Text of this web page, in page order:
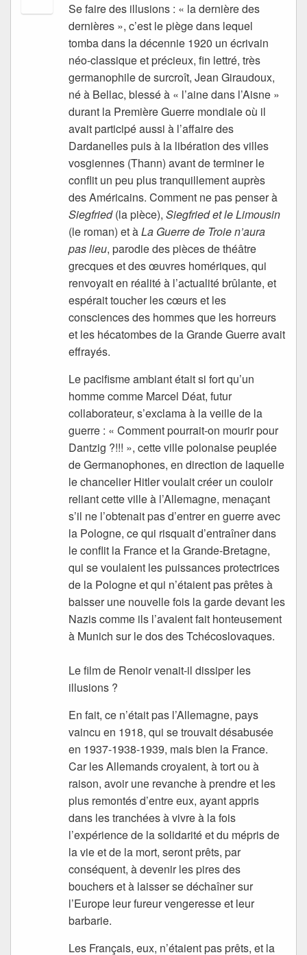
Se faire des illusions : « la dernière des
dernières », c’est le piège dans lequel
tomba dans la décennie 1920 un écrivain
néo-classique et précieux, fin lettré, très
germanophile de surcroît, Jean Giraudoux,
né à Bellac, blessé à « l’aine dans l’Aisne »
durant la Première Guerre mondiale où il
avait participé aussi à l’affaire des
Dardanelles puis à la libération des villes
vosgiennes (Thann) avant de terminer le
conflit un peu plus tranquillement auprès
des Américains. Comment ne pas penser à
Siegfried(la pièce),Siegfried et le Limousin
(le roman) et àLa Guerre de Troie n’aura
pas lieu, parodie des pièces de théâtre
grecques et des œuvres homériques, qui
renvoyait en réalité à l’actualité brûlante, et
espérait toucher les cœurs et les
consciences des hommes que les horreurs
et les hécatombes de la Grande Guerre avait
effrayés.
Le pacifisme ambiant était si fort qu’un
homme comme Marcel Déat, futur
collaborateur, s’exclama à la veille de la
guerre : « Comment pourrait-on mourir pour
Dantzig ?!!! », cette ville polonaise peuplée
de Germanophones, en direction de laquelle
le chancelier Hitler voulait créer un couloir
reliant cette ville à l’Allemagne, menaçant
s’il ne l’obtenait pas d’entrer en guerre avec
la Pologne, ce qui risquait d’entraîner dans
le conflit la France et la Grande-Bretagne,
qui se voulaient les puissances protectrices
de la Pologne et qui n’étaient pas prêtes à
baisser une nouvelle fois la garde devant les
Nazis comme ils l’avaient fait honteusement
à Munich sur le dos des Tchécoslovaques.
Le film de Renoir venait-il dissiper les
illusions ?
En fait, ce n’était pas l’Allemagne, pays
vaincu en 1918, qui se trouvait désabusée
en 1937-1938-1939, mais bien la France.
Car les Allemands croyaient, à tort ou à
raison, avoir une revanche à prendre et les
plus remontés d’entre eux, ayant appris
dans les tranchées à vivre à la fois
l’expérience de la solidarité et du mépris de
la vie et de la mort, seront prêts, par
conséquent, à devenir les pires des
bouchers et à laisser se déchaîner sur
l’Europe leur fureur vengeresse et leur
barbarie.
Les Français, eux, n’étaient pas prêts, et la